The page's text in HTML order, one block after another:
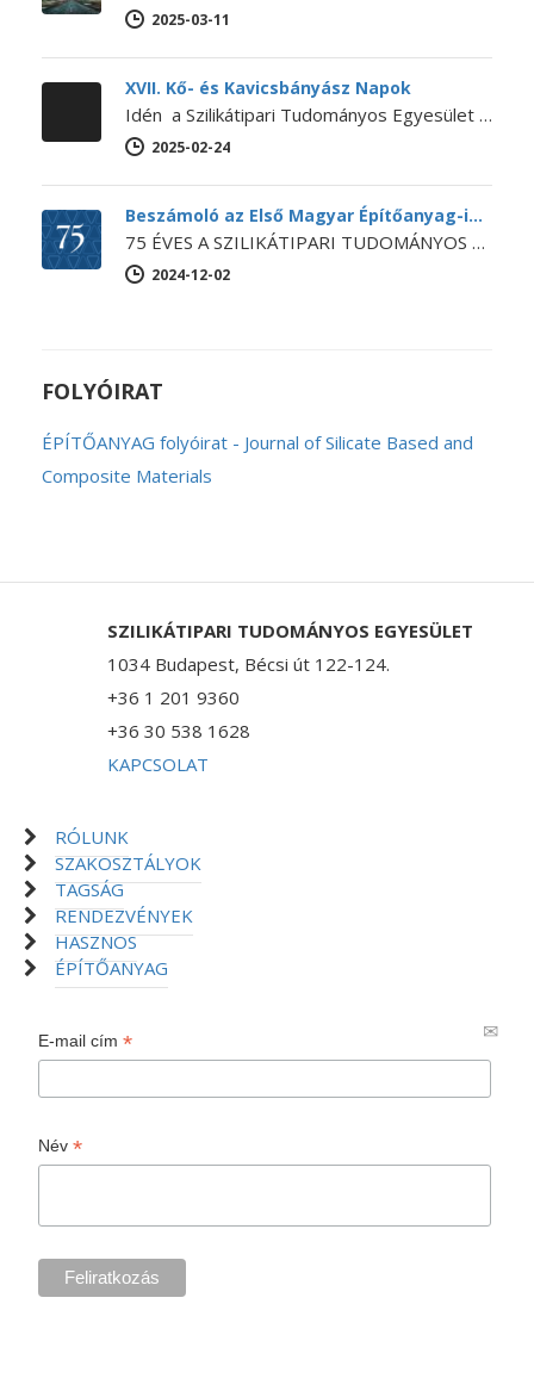
2025-03-11
XVII. Kő- és Kavicsbányász Napok
Idén a Szilikátipari Tudományos Egyesület és a Magyar Bányászati Szövetség közös szervezésében kerül megrendezésre a XVII. Kő- és Kavicsbányász Napok Konferencia…
2025-02-24
Beszámoló az Első Magyar Építőanyag-ipari Konferenciáról
75 ÉVES A SZILIKÁTIPARI TUDOMÁNYOS EGYESÜLET Első Magyar Építőanyag-ipari Konferencia Egyesületünk ebből az alkalomból 2024. november 14-15-én megrendezte az Első…
2024-12-02
FOLYÓIRAT
ÉPÍTŐANYAG folyóirat - Journal of Silicate Based and
Composite Materials
SZILIKÁTIPARI TUDOMÁNYOS EGYESÜLET
1034 Budapest, Bécsi út 122-124.
+36 1 201 9360
+36 30 538 1628
KAPCSOLAT
RÓLUNK
SZAKOSZTÁLYOK
TAGSÁG
RENDEZVÉNYEK
HASZNOS
ÉPÍTŐANYAG
E-mail cím*
Név*